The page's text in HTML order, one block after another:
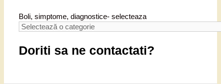
Boli, simptome, diagnostice- selecteaza
Doriti sa ne contactati?